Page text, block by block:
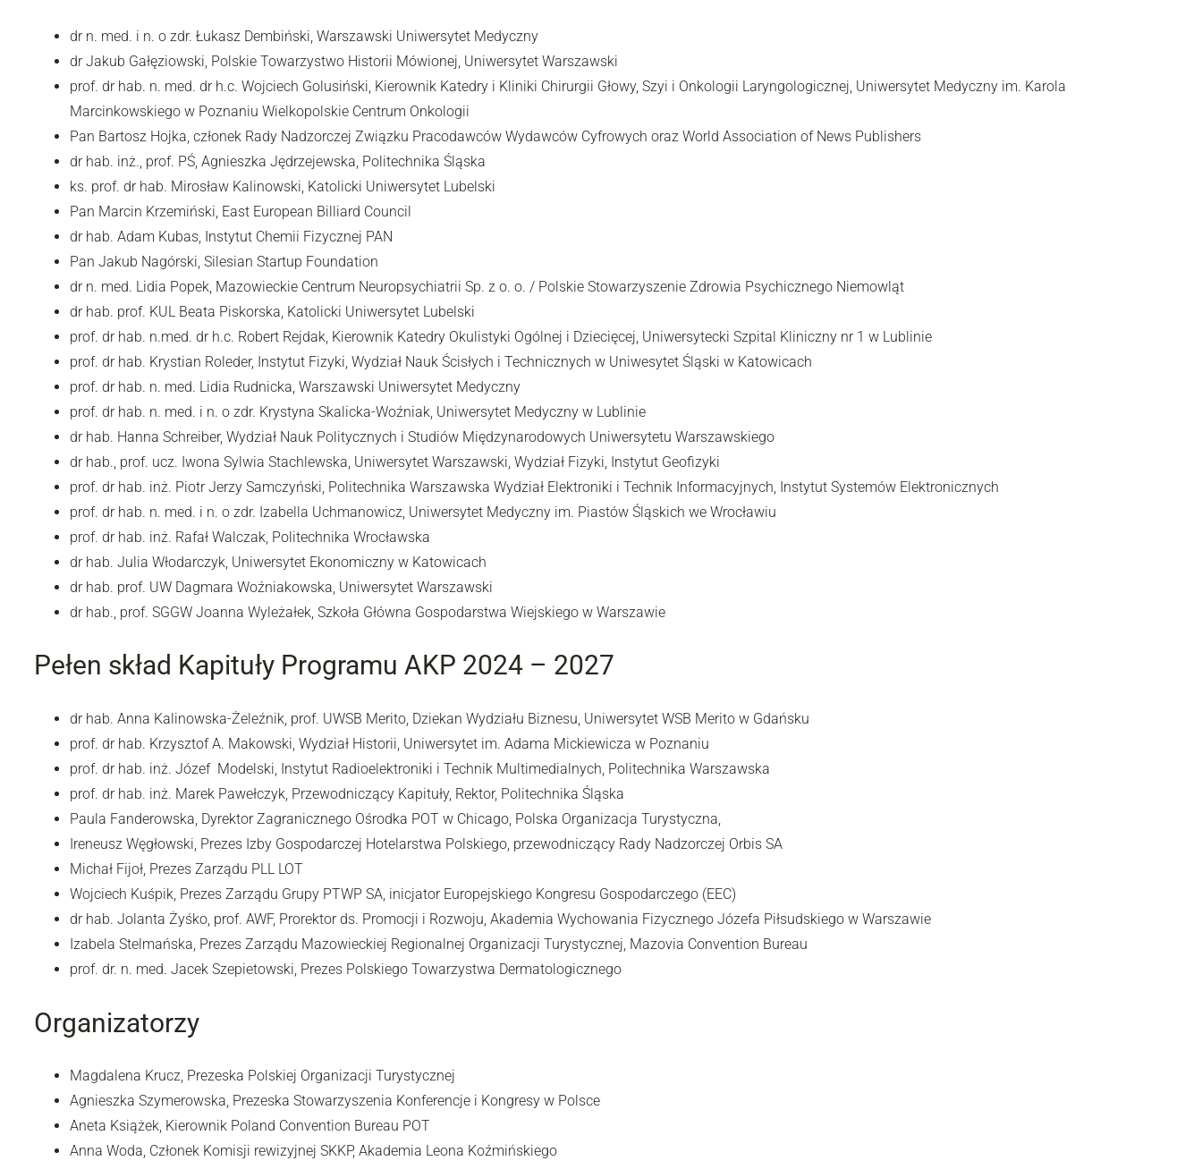
dr n. med. i n. o zdr. Łukasz Dembiński, Warszawski Uniwersytet Medyczny
dr Jakub Gałęziowski, Polskie Towarzystwo Historii Mówionej, Uniwersytet Warszawski
prof. dr hab. n. med. dr h.c. Wojciech Golusiński, Kierownik Katedry i Kliniki Chirurgii Głowy, Szyi i Onkologii Laryngologicznej, Uniwersytet Medyczny im. Karola
Marcinkowskiego w Poznaniu Wielkopolskie Centrum Onkologii
Pan Bartosz Hojka, członek Rady Nadzorczej Związku Pracodawców Wydawców Cyfrowych oraz World Association of News Publishers
dr hab. inż., prof. PŚ, Agnieszka Jędrzejewska, Politechnika Śląska
ks. prof. dr hab. Mirosław Kalinowski, Katolicki Uniwersytet Lubelski
Pan Marcin Krzemiński, East European Billiard Council
dr hab. Adam Kubas, Instytut Chemii Fizycznej PAN
Pan Jakub Nagórski, Silesian Startup Foundation
dr n. med. Lidia Popek, Mazowieckie Centrum Neuropsychiatrii Sp. z o. o. / Polskie Stowarzyszenie Zdrowia Psychicznego Niemowląt
dr hab. prof. KUL Beata Piskorska, Katolicki Uniwersytet Lubelski
prof. dr hab. n.med. dr h.c. Robert Rejdak, Kierownik Katedry Okulistyki Ogólnej i Dziecięcej, Uniwersytecki Szpital Kliniczny nr 1 w Lublinie
prof. dr hab. Krystian Roleder, Instytut Fizyki, Wydział Nauk Ścisłych i Technicznych w Uniwesytet Śląski w Katowicach
prof. dr hab. n. med. Lidia Rudnicka, Warszawski Uniwersytet Medyczny
prof. dr hab. n. med. i n. o zdr. Krystyna Skalicka-Woźniak, Uniwersytet Medyczny w Lublinie
dr hab. Hanna Schreiber, Wydział Nauk Politycznych i Studiów Międzynarodowych Uniwersytetu Warszawskiego
dr hab., prof. ucz. Iwona Sylwia Stachlewska, Uniwersytet Warszawski, Wydział Fizyki, Instytut Geofizyki
prof. dr hab. inż. Piotr Jerzy Samczyński, Politechnika Warszawska Wydział Elektroniki i Technik Informacyjnych, Instytut Systemów Elektronicznych
prof. dr hab. n. med. i n. o zdr. Izabella Uchmanowicz, Uniwersytet Medyczny im. Piastów Śląskich we Wrocławiu
prof. dr hab. inż. Rafał Walczak, Politechnika Wrocławska
dr hab. Julia Włodarczyk, Uniwersytet Ekonomiczny w Katowicach
dr hab. prof. UW Dagmara Woźniakowska, Uniwersytet Warszawski
dr hab., prof. SGGW Joanna Wyleżałek, Szkoła Główna Gospodarstwa Wiejskiego w Warszawie
Pełen skład Kapituły Programu AKP 2024 – 2027
dr hab. Anna Kalinowska-Żeleźnik, prof. UWSB Merito, Dziekan Wydziału Biznesu, Uniwersytet WSB Merito w Gdańsku
prof. dr hab. Krzysztof A. Makowski, Wydział Historii, Uniwersytet im. Adama Mickiewicza w Poznaniu
prof. dr hab. inż. Józef Modelski, Instytut Radioelektroniki i Technik Multimedialnych, Politechnika Warszawska
prof. dr hab. inż. Marek Pawełczyk, Przewodniczący Kapituły, Rektor, Politechnika Śląska
Paula Fanderowska, Dyrektor Zagranicznego Ośrodka POT w Chicago, Polska Organizacja Turystyczna,
Ireneusz Węgłowski, Prezes Izby Gospodarczej Hotelarstwa Polskiego, przewodniczący Rady Nadzorczej Orbis SA
Michał Fijoł, Prezes Zarządu PLL LOT
Wojciech Kuśpik, Prezes Zarządu Grupy PTWP SA, inicjator Europejskiego Kongresu Gospodarczego (EEC)
dr hab. Jolanta Żyśko, prof. AWF, Prorektor ds. Promocji i Rozwoju, Akademia Wychowania Fizycznego Józefa Piłsudskiego w Warszawie
Izabela Stelmańska, Prezes Zarządu Mazowieckiej Regionalnej Organizacji Turystycznej, Mazovia Convention Bureau
prof. dr. n. med. Jacek Szepietowski, Prezes Polskiego Towarzystwa Dermatologicznego
Organizatorzy
Magdalena Krucz, Prezeska Polskiej Organizacji Turystycznej
Agnieszka Szymerowska, Prezeska Stowarzyszenia Konferencje i Kongresy w Polsce
Aneta Książek, Kierownik Poland Convention Bureau POT
Anna Woda, Członek Komisji rewizyjnej SKKP, Akademia Leona Koźmińskiego